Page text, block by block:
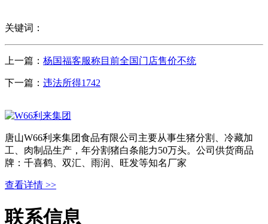
关键词：
上一篇： 杨国福客服称目前全国门店售价不统
下一篇： 违法所得1742
唐山W66利来集团食品有限公司主要从事生猪分割、冷藏加
工、肉制品生产，年分割猪白条能力50万头。公司供货商品
牌：千喜鹤、双汇、雨润、旺发等知名厂家
查看详情 >>
联系信息